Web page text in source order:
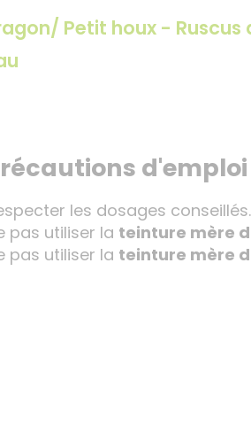
Petit houx - Ruscus
d'emploi
les dosages conseillés.
pas utiliser la teinture mère
pas utiliser la teinture mère